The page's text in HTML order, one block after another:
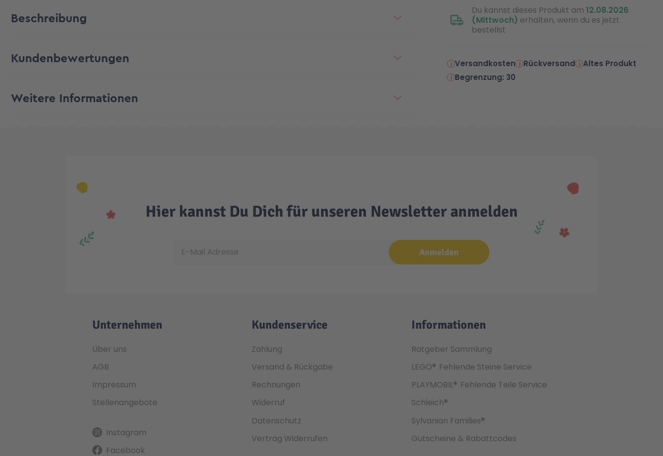
Du kannst dieses Produkt am 12.08.2026
(Mittwoch) erhalten, wenn du es jetzt
bestellst
Versandkosten Rückversand
Altes Produkt
Begrenzung: 30
Beschreibung
Kundenbewertungen
Weitere Informationen
Hier kannst Du Dich für unseren Newsletter anmelden
Anmelden
Unternehmen
Über uns
AGB
Impressum
Stellenangebote
Instagram
Facebook
Kundenservice
Zahlung
Versand & Rückgabe
Rechnungen
Widerruf
Datenschutz
Vertrag Widerrufen
Informationen
Ratgeber Sammlung
LEGO® Fehlende Steine Service
PLAYMOBIL® Fehlende Teile Service
Schleich®
Sylvanian Families®
Gutscheine & Rabattcodes